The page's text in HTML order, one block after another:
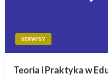
SERWISY
Teoria i Praktyka w